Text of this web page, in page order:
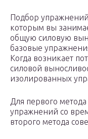
Подбор
которым вы
общую силовую
базовые
Когда возникает
силовой
изолированных
Для первого
упражнений со
второго метода